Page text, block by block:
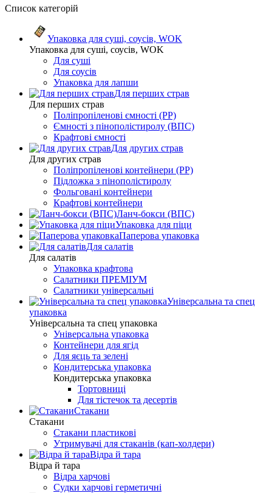
Список категорій
Упаковка для суші, соусів, WOK
Упаковка для суші, соусів, WOK
Для суші
Для соусів
Упаковка для лапши
Для перших страв
Для перших страв
Поліпропіленові ємності (PP)
Ємності з пінополістиролу (ВПС)
Крафтові ємності
Для других страв
Для других страв
Поліпропіленові контейнери (PP)
Підложка з пінополістиролу
Фольговані контейнери
Крафтові контейнери
Ланч-бокси (ВПС)
Упаковка для піци
Паперова упаковка
Для салатів
Для салатів
Упаковка крафтова
Салатники ПРЕМІУМ
Салатники універсальні
Універсальна та спец
упаковка
Універсальна та спец упаковка
Універсальна упаковка
Контейнери для ягід
Для яєць та зелені
Кондитерська упаковка
Кондитерська упаковка
Тортовниці
Для тістечок та десертів
Стакани
Стакани
Стакани пластикові
Утримувачі для стаканів (кап-холдери)
Відра й тара
Відра й тара
Відра харчові
Судки харчові герметичні